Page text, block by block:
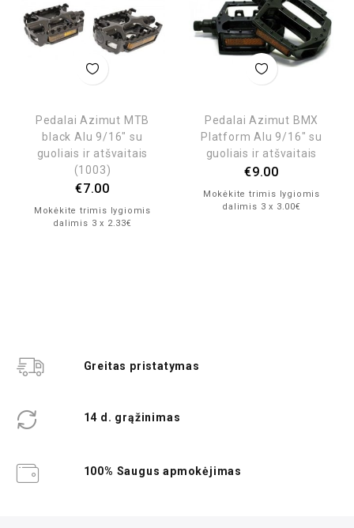
Pedalai Azimut MTB
black Alu 9/16″ su
guoliais ir atšvaitais
(1003)
€7.00
Mokėkite trimis lygiomis
dalimis 3 x 2.33€
Pedalai Azimut BMX
Platform Alu 9/16″ su
guoliais ir atšvaitais
€9.00
Mokėkite trimis lygiomis
dalimis 3 x 3.00€
Greitas pristatymas
14 d. grąžinimas
100% Saugus apmokėjimas